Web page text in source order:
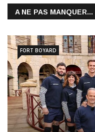
A NE PAS MANQUER...
FORT BOYARD